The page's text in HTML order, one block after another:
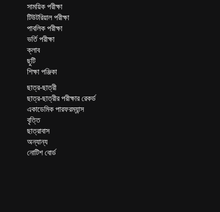
সাময়িক পরীক্ষা
টিউটরিয়াল পরীক্ষা
পাবলিক পরীক্ষা
ভর্তি পরীক্ষা
ক্লাব
ছুটি
শিক্ষা পঞ্জিকা
ছাত্র-ছাত্রী
ছাত্র-ছাত্রীর পরীক্ষার রেকর্ড
একাডেমিক পারফরম্যান্স
বৃত্তি
ছাত্রাবাস
অন্যান্য
নোটিশ বোর্ড